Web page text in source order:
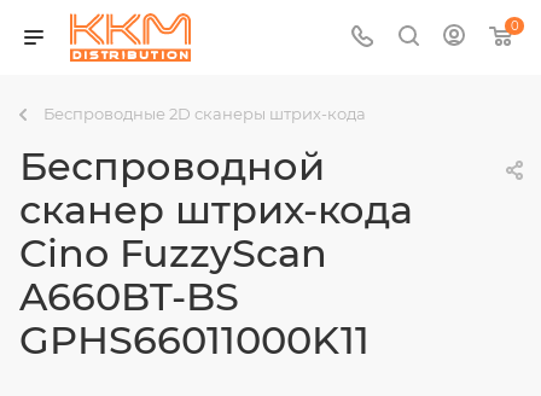
0
Беспроводные 2D сканеры штрих-кода
Беспроводной
сканер штрих-кода
Cino FuzzyScan
A660BT-BS
GPHS66011000K11